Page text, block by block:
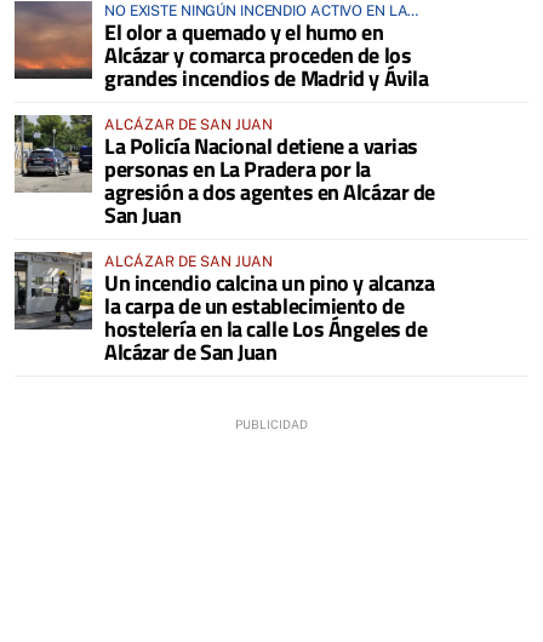
NO EXISTE NINGÚN INCENDIO ACTIVO EN LA
COMARCA
El olor a quemado y el humo en
Alcázar y comarca proceden de los
grandes incendios de Madrid y Ávila
ALCÁZAR DE SAN JUAN
La Policía Nacional detiene a varias
personas en La Pradera por la
agresión a dos agentes en Alcázar de
San Juan
ALCÁZAR DE SAN JUAN
Un incendio calcina un pino y alcanza
la carpa de un establecimiento de
hostelería en la calle Los Ángeles de
Alcázar de San Juan